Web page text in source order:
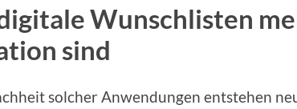
Wunschlisten
sind
solcher Anwendungen entstehen